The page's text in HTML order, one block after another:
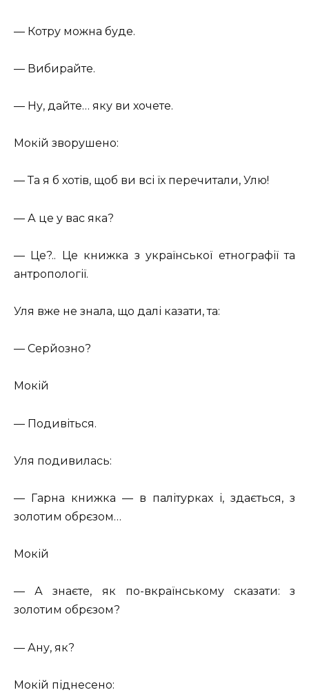
— Котру можна буде.
— Вибирайте.
— Ну, дайте… яку ви хочете.
Мокій зворушено:
— Та я б хотів, щоб ви всі їх перечитали, Улю!
— А це у вас яка?
— Це?.. Це книжка з української етнографії та
антропології.
Уля вже не знала, що далі казати, та:
— Серйозно?
Мокій
— Подивіться.
Уля подивилась:
— Гарна книжка — в палітурках і, здається, з
золотим обрєзом…
Мокій
— А знаєте, як по-вкраїнському сказати: з
золотим обрєзом?
— Ану, як?
Мокій піднесено: